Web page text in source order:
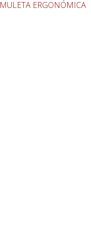
MULETA ERGONÓMICA